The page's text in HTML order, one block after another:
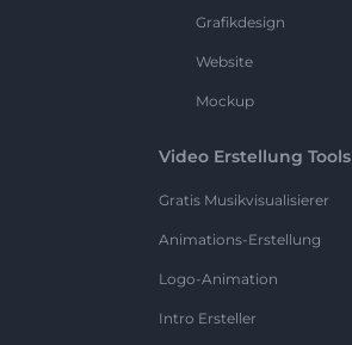
Grafikdesign
Website
Mockup
Video Erstellung Tools
Gratis Musikvisualisierer
Animations-Erstellung
Logo-Animation
Intro Ersteller